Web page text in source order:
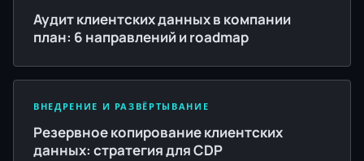
Аудит клиентских данных в компании
план: 6 направлений и roadmap
ВНЕДРЕНИЕ И РАЗВЁРТЫВАНИЕ
Резервное копирование клиентских
данных: стратегия для CDP